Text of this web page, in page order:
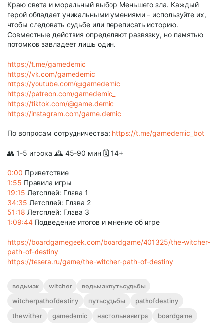
Краю света и моральный выбор Меньшего зла. Каждый
герой обладает уникальными умениями – используйте их,
чтобы следовать судьбе или переписать историю.
Совместные действия определяют развязку, но памятью
потомков завладеет лишь один.
https://t.me/gamedemic
https://vk.com/gamedemic
https://youtube.com/@gamedemic
https://patreon.com/gamedemic_
https://tiktok.com/@game.demic
https://instagram.com/game.demic
По вопросам сотрудничества: https://t.me/gamedemic_bot
👥 1-5 игрока 🕰 45-90 мин 🗓️ 14+
0:00 Приветствие
1:55 Правила игры
19:15 Летсплей: Глава 1
34:35 Летсплей: Глава 2
51:18 Летсплей: Глава 3
1:09:44 Подведение итогов и мнение об игре
https://boardgamegeek.com/boardgame/401325/the-witcher-
path-of-destiny
https://tesera.ru/game/the-witcher-path-of-destiny
ведьмак witcher
ведьмакпутьсудьбы
witcherpathofdestiny
путьсудьбы
pathofdestiny
thewither
gamedemic настольнаяигра boardgame